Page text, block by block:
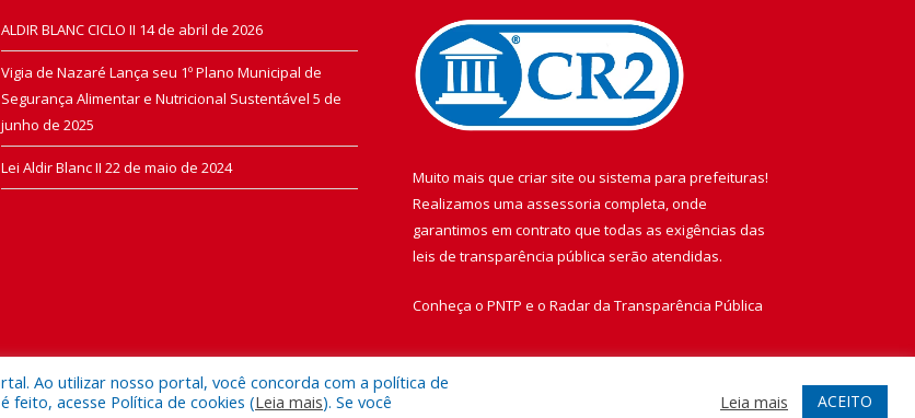
ALDIR BLANC CICLO II 14 de abril de 2026
Vigia de Nazaré Lança seu 1º Plano Municipal de
Segurança Alimentar e Nutricional Sustentável 5 de
junho de 2025
Lei Aldir Blanc II 22 de maio de 2024 Muito mais que criar site ou sistema para prefeituras!
Realizamos uma assessoria completa, onde
garantimos em contrato que todas as exigências das
leis de transparência pública serão atendidas.
Conheça o PNTP e o Radar da Transparência Pública
Ao utilizar nosso portal, você concorda com a política de
feito, acesse Política de cookies (Leia mais). Se você
Leia mais ACEITO